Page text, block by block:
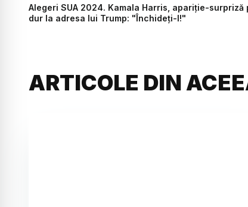
Alegeri SUA 2024. Kamala Harris, apariție-
dur la adresa lui Trump: "Închideți-l!"
ARTICOLE DIN